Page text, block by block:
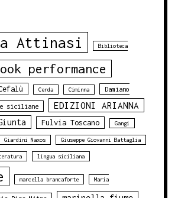
Attinasi Biblioteca
performance
Cerda Ciminna Damiano
siciliane EDIZIONI ARIANNA
Fulvia Toscano Gangi
Giardini Naxos Giuseppe Giovanni Battaglia
lingua siciliana
marcella brancaforte Maria